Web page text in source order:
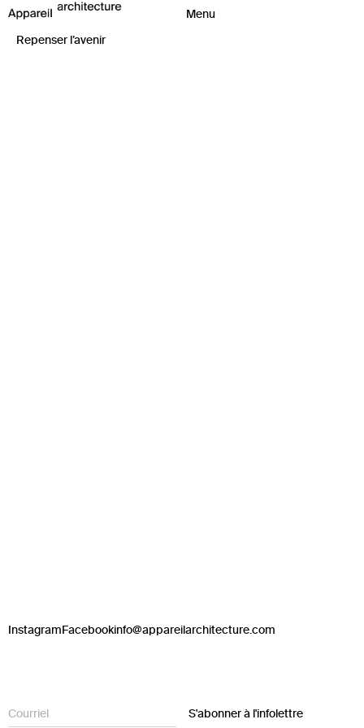
Repenser l’avenir
InstagramFacebookinfo@appareilarchitecture.com
S'abonner à l'infolettre